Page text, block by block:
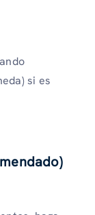
si es